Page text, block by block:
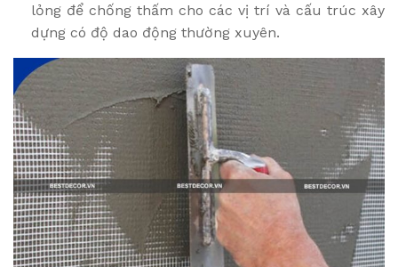
lỏng để chống thấm cho các vị trí và cấu trúc xây
dựng có độ dao động thường xuyên.